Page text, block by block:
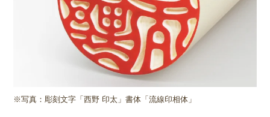
※写真：彫刻文字「西野 印太」書体「流線印相体」